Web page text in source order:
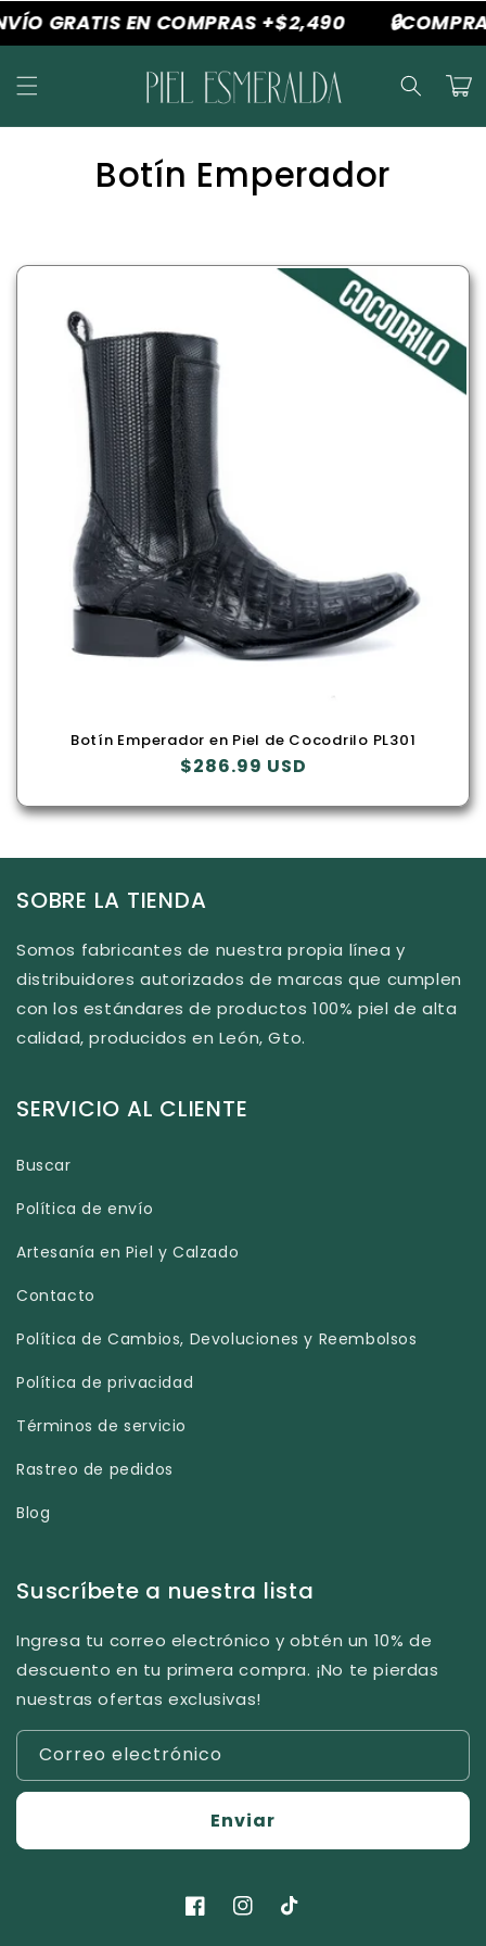
contenido
GRATIS EN COMPRAS +$2,490
Carrito
C
l
c
c
i
ó
n
:
Botín Emperador
Botín Emperador en Piel de Cocodrilo PL301
Precio
$286.99 USD
SOBRE LA TIENDA
Somos fabricantes de nuestra propia línea y
distribuidores autorizados de marcas que cumplen
con los estándares de productos 100% piel de alta
calidad, producidos en León, Gto.
SERVICIO AL CLIENTE
Buscar
Política de envío
Artesanía en Piel y Calzado
Contacto
Política de Cambios, Devoluciones y Reembolsos
Política de privacidad
Términos de servicio
Rastreo de pedidos
Blog
Suscríbete a nuestra lista
Ingresa tu correo electrónico y obtén un 10% de
descuento en tu primera compra. ¡No te pierdas
nuestras ofertas exclusivas!
Correo electrónico
Enviar
FacebookInstagram
TikTok